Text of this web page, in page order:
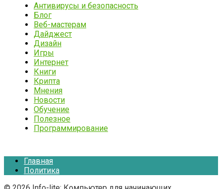
Антивирусы и безопасность
Блог
Веб-мастерам
Дайджест
Дизайн
Игры
Интернет
Книги
Крипта
Мнения
Новости
Обучение
Полезное
Программирование
Главная
Политика